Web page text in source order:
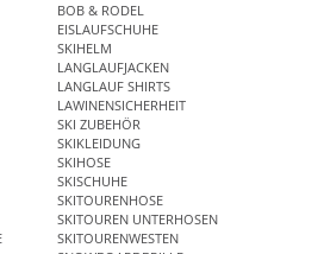
BOB & RODEL
EISLAUFSCHUHE
SKIHELM
LANGLAUFJACKEN
LANGLAUF SHIRTS
LAWINENSICHERHEIT
SKI ZUBEHÖR
SKIKLEIDUNG
SKIHOSE
SKISCHUHE
SKITOURENHOSE
SKITOUREN UNTERHOSEN
SKITOURENWESTEN